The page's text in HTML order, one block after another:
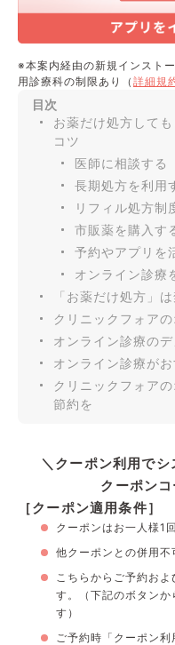
※本案内経由の新規インスト
用診療科の制限あり（ 詳細規
目次
お薬だけ処方して
コツ
医師に相談する
長期処方を利用
リフィル処方制
市販薬を購入す
予約やアプリを
オンライン診療
「お薬だけ処方」
クリニックフォア
オンライン診療のデ
オンライン診療が
クリニックフォア
節約を
＼クーポン利用で
クーポン
［クーポン適用条件］
クーポンはお一人様1
他クーポンとの併用
こちら からご予約およ
す。（下記のボタンか
す）
ご予約時「クーポン